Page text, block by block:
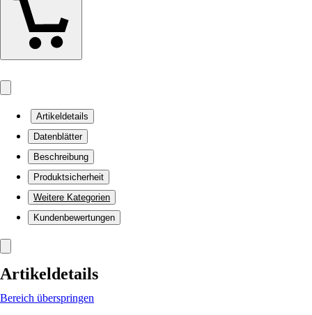
Artikeldetails
Datenblätter
Beschreibung
Produktsicherheit
Weitere Kategorien
Kundenbewertungen
Artikeldetails
Bereich überspringen